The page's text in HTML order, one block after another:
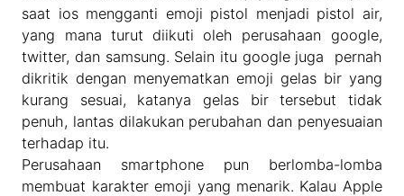
saat ios mengganti emoji pistol menjadi pistol air,
yang mana turut diikuti oleh perusahaan google,
twitter, dan samsung. Selain itu google juga pernah
dikritik dengan menyematkan emoji gelas bir yang
kurang sesuai, katanya gelas bir tersebut tidak
penuh, lantas dilakukan perubahan dan penyesuaian
terhadap itu.
Perusahaan smartphone pun berlomba-lomba
membuat karakter emoji yang menarik. Kalau Apple